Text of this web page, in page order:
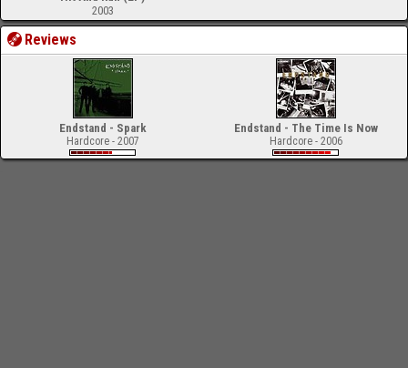
2003
Reviews
Endstand - Spark
Hardcore - 2007
Endstand - The Time Is Now
Hardcore - 2006